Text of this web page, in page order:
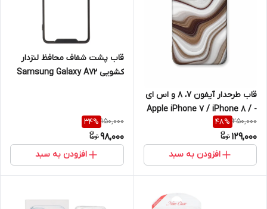
قاب طرحدار آیفون 7، 8 و اس ای
- Apple iPhone 7 / iPhone 8 /
iPhone SE (2020)
250,000
48%
129,000
افزودن به سبد
قاب پشت شفاف محافظ لنزدار
کشویی Samsung Galaxy A72
150,000
34%
98,000
افزودن به سبد